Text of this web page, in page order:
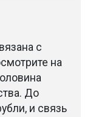
с
на
До
и связь